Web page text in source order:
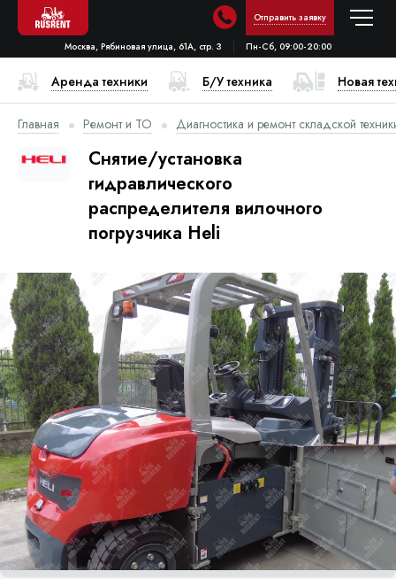
Отправить заявку
Москва, Рябиновая улица, 61А, стр. 3 Пн-Сб, 09:00-20:00
Аренда техники Б/У техника Новая
Главная Ремонт и ТО Диагностика и ремонт складской
Снятие/установка
гидравлического
распределителя вилочного
погрузчика Heli